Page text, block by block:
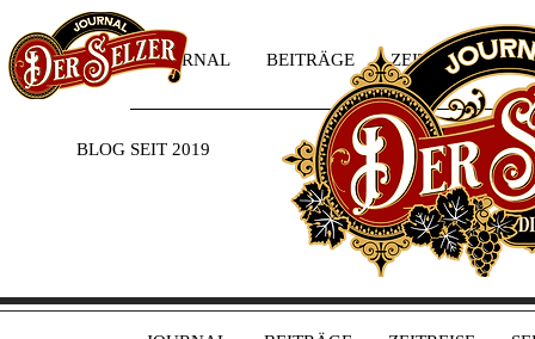
JOURNAL BEITRÄGE ZEITREISE
BLOG SEIT 2019